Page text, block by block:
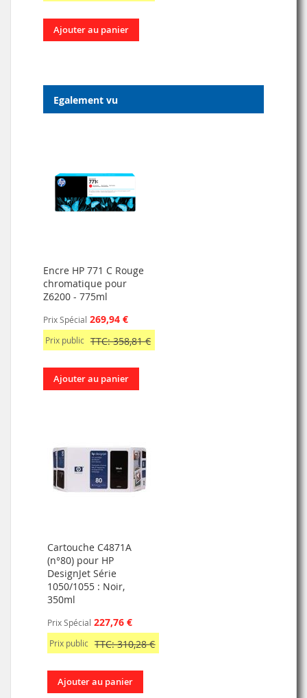
Ajouter au panier
Egalement vu
Encre HP 771 C Rouge
chromatique pour
Z6200 - 775ml
Prix Spécial 269,94 €
Prix public TTC: 358,81 €
Ajouter au panier
Cartouche C4871A
(n°80) pour HP
DesignJet Série
1050/1055 : Noir,
350ml
Prix Spécial 227,76 €
Prix public TTC: 310,28 €
Ajouter au panier